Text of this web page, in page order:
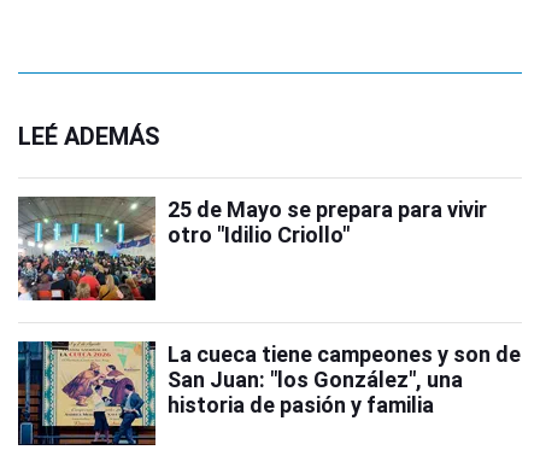
LEÉ ADEMÁS
25 de Mayo se prepara para vivir
otro "Idilio Criollo"
La cueca tiene campeones y son de
San Juan: "los González", una
historia de pasión y familia